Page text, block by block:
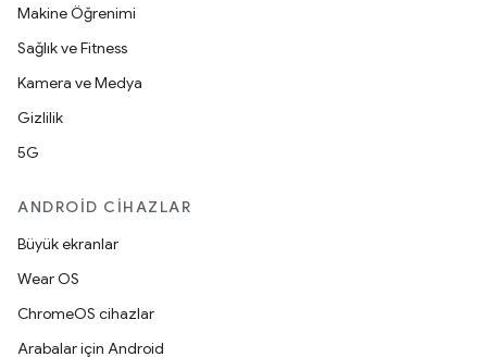
Makine Öğrenimi
Sağlık ve Fitness
Kamera ve Medya
Gizlilik
5G
ANDROID CIHAZLAR
Büyük ekranlar
Wear OS
ChromeOS cihazlar
Arabalar için Android